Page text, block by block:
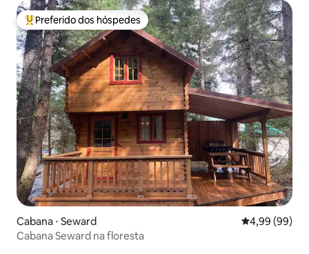
Entre os melhores preferidos dos hóspedes
Preferido dos hóspedes
Cabana ⋅ Seward 4,99 de uma
4,99 (99)
Cabana Seward na floresta